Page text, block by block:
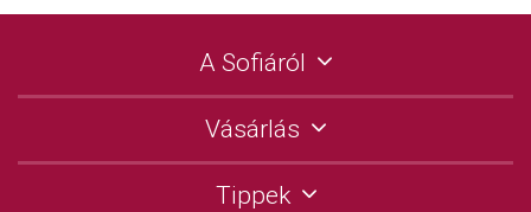
A Sofiáról
Vásárlás
Tippek